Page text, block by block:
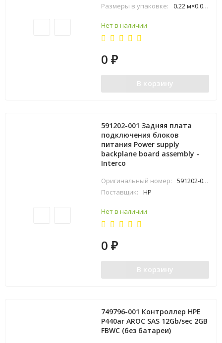
Размеры в упаковке: 0.22 м×0.07 м×0.25 м
Нет в наличии
0₽
В корзину
591202-001 Задняя плата
подключения блоков
питания Power supply
backplane board assembly -
Interco
Оригинальный номер:
591202-001
Поставщик:
HP
Нет в наличии
0₽
В корзину
749796-001 Контроллер HPE
P440ar AROC SAS 12Gb/sec 2GB
FBWC (без батареи)